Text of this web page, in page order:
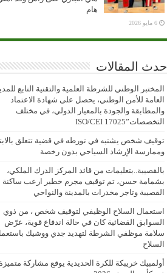
هام
6 مايو 2026
أحدث المقالات
المختبر الوطني للشرطة العلمية والتقنية التابع
العامة للأمن الوطني، يحصل على شهادة الاعتماد
والمطابقة والجودة بالمعيار الدولي، في مختلف
التخصصات”ISO/CEI 17025
توقيف شخص يشتبه في تورطه في قضية تتعلق
وممارسة الإرشاد السياحي بدون رخصة
بالقصيبة..بتعليمات من قائد المركز الدرك الملكي،
بشمامة حسن، تم توقيف مجرم خطير ارعب ساكنة
القصيبة وتاجر مخدرات بالمدينة والنواحي
استعمال السلاح الوظيفي لتوقيف شخص ، من ذوي
السوابق القضائية كان في حالة اندفاع قوية، عرّض
سلامة موظفي الشرطة لتهديد جدي ووشيك
السلاح
أولمبيك خريبكة للكرة الحديدية يوقع مشاركة متميزة